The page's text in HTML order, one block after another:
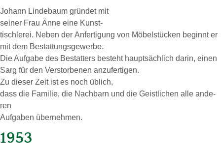
Jo­hann Lin­de­baum grün­det mit
sei­ner Frau Änne eine Kunst-
­tisch­le­rei. Neben der An­fer­ti­gung von Mö­bel­stü­cken be­ginnt er
mit dem Be­stat­tungs­ge­wer­be.
Die Auf­ga­be des Be­stat­ters be­steht haupt­säch­lich darin, einen
Sarg für den Ver­stor­be­nen an­zu­fer­ti­gen.
Zu die­ser Zeit ist es noch üb­lich,
dass die Fa­mi­lie, die Nach­barn und die Geist­li­chen alle an­de­
ren
Auf­ga­ben über­neh­men.
1953